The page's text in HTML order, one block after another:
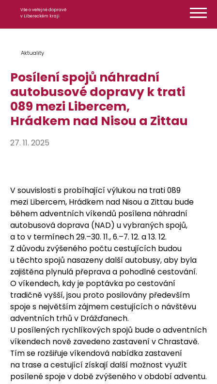
Vše o veřejné dopravě
v Libereckém kraji
Aktuality
Posílení spojů náhradní
autobusové dopravy k trati
089 mezi Libercem,
Hrádkem nad Nisou a Zittau
27. 11. 2025
V souvislosti s probíhající výlukou na trati 089
mezi Libercem, Hrádkem nad Nisou a Zittau bude
během adventních víkendů posílena náhradní
autobusová doprava (NAD) u vybraných spojů,
a to v termínech 29.–30. 11., 6.–7. 12. a 13. 12.
Z důvodu zvýšeného počtu cestujících budou
u těchto spojů nasazeny další autobusy, aby byla
zajištěna plynulá přeprava a pohodlné cestování.
O víkendech, kdy je poptávka po cestování
tradičně vyšší, jsou proto posilovány především
spoje s největším zájmem cestujících o návštěvu
adventních trhů v Drážďanech.
U posílených rychlíkových spojů bude o adventních
víkendech nově zavedeno zastavení v Chrastavě.
Tím se rozšiřuje víkendová nabídka zastavení
na trase a cestující získají další možnost využít
posílené spoje v době zvýšeného v období adventu.